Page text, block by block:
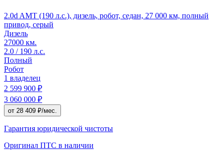
2.0d AMT (190 л.с.), дизель, робот, седан, 27 000 км, полный
привод, серый
Дизель
27000 км.
2.0 / 190 л.с.
Полный
Робот
1 владелец
2 599 900 ₽
3 060 000 ₽
от 28 409 ₽/мес.
Гарантия юридической чистоты
Оригинал ПТС в наличии